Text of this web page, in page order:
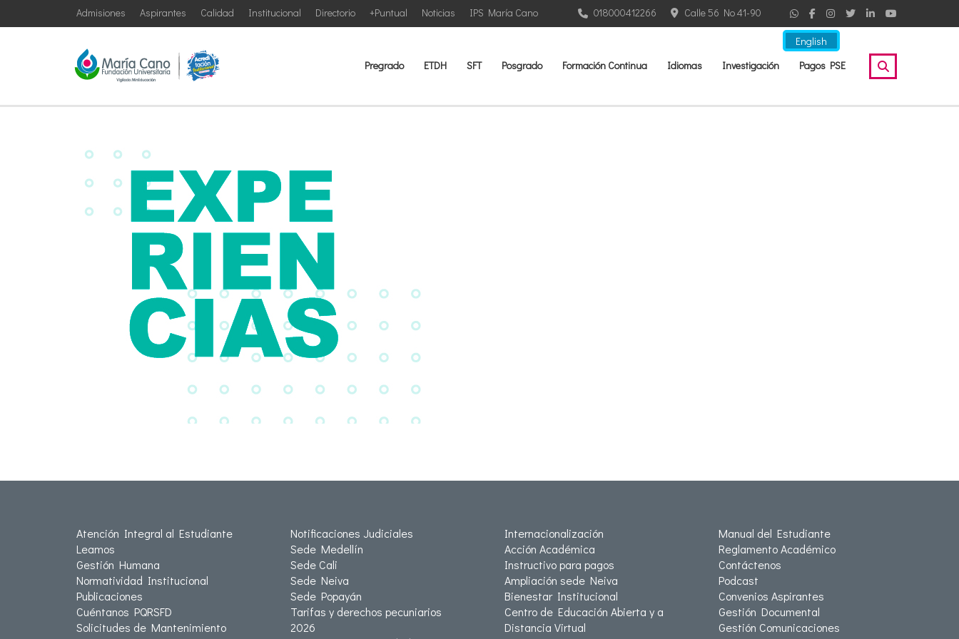
English
IPS María Cano
Noticias
+Puntual
Directorio
Institucional
Calidad
Aspirantes
Admisiones Calle 56 No 41-90
018000412266
Pregrado ETDH SFT Posgrado Formación Continua Idiomas Investigación Pagos PSE
Atención Integral al Estudiante
Leamos
Gestión Humana
Normatividad Institucional
Publicaciones
Cuéntanos PQRSFD
Solicitudes de Mantenimiento
Notificaciones Judiciales
Sede Medellín
Sede Cali
Sede Neiva
Sede Popayán
Tarifas y derechos pecuniarios
2026
Internacionalización
Acción Académica
Instructivo para pagos
Ampliación sede Neiva
Bienestar Institucional
Centro de Educación Abierta y a
Distancia Virtual
Manual del Estudiante
Reglamento Académico
Contáctenos
Podcast
Convenios Aspirantes
Gestión Documental
Gestión Comunicaciones